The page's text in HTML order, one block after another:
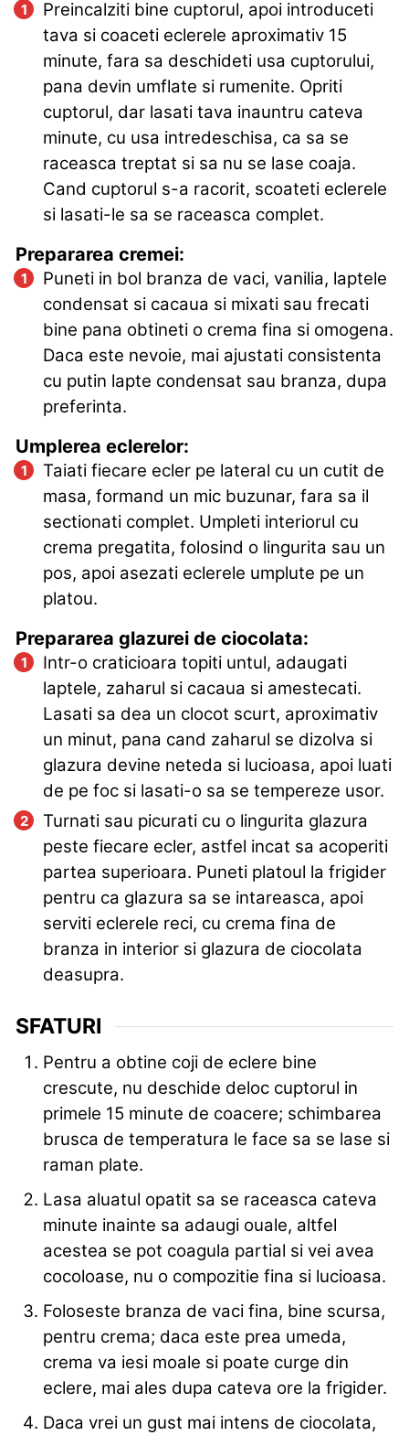
Preincalziti bine cuptorul, apoi introduceti
tava si coaceti eclerele aproximativ 15
minute, fara sa deschideti usa cuptorului,
pana devin umflate si rumenite. Opriti
cuptorul, dar lasati tava inauntru cateva
minute, cu usa intredeschisa, ca sa se
raceasca treptat si sa nu se lase coaja.
Cand cuptorul s-a racorit, scoateti eclerele
si lasati-le sa se raceasca complet.
Prepararea cremei:
Puneti in bol branza de vaci, vanilia, laptele
condensat si cacaua si mixati sau frecati
bine pana obtineti o crema fina si omogena.
Daca este nevoie, mai ajustati consistenta
cu putin lapte condensat sau branza, dupa
preferinta.
Umplerea eclerelor:
Taiati fiecare ecler pe lateral cu un cutit de
masa, formand un mic buzunar, fara sa il
sectionati complet. Umpleti interiorul cu
crema pregatita, folosind o lingurita sau un
pos, apoi asezati eclerele umplute pe un
platou.
Prepararea glazurei de ciocolata:
Intr-o craticioara topiti untul, adaugati
laptele, zaharul si cacaua si amestecati.
Lasati sa dea un clocot scurt, aproximativ
un minut, pana cand zaharul se dizolva si
glazura devine neteda si lucioasa, apoi luati
de pe foc si lasati-o sa se tempereze usor.
Turnati sau picurati cu o lingurita glazura
peste fiecare ecler, astfel incat sa acoperiti
partea superioara. Puneti platoul la frigider
pentru ca glazura sa se intareasca, apoi
serviti eclerele reci, cu crema fina de
branza in interior si glazura de ciocolata
deasupra.
SFATURI
Pentru a obtine coji de eclere bine
crescute, nu deschide deloc cuptorul in
primele 15 minute de coacere; schimbarea
brusca de temperatura le face sa se lase si
raman plate.
Lasa aluatul opatit sa se raceasca cateva
minute inainte sa adaugi ouale, altfel
acestea se pot coagula partial si vei avea
cocoloase, nu o compozitie fina si lucioasa.
Foloseste branza de vaci fina, bine scursa,
pentru crema; daca este prea umeda,
crema va iesi moale si poate curge din
eclere, mai ales dupa cateva ore la frigider.
Daca vrei un gust mai intens de ciocolata,